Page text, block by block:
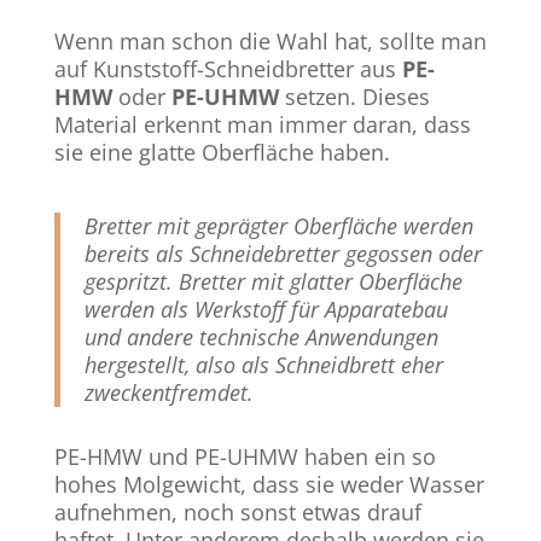
Wenn man schon die Wahl hat, sollte man
auf Kunststoff-Schneidbretter aus PE-
HMWoder PE-UHMWsetzen. Dieses
Material erkennt man immer daran, dass
sie eine glatte Oberfläche haben.
Bretter mit geprägter Oberfläche werden
bereits als Schneidebretter gegossen oder
gespritzt. Bretter mit glatter Oberfläche
werden als Werkstoff für Apparatebau
und andere technische Anwendungen
hergestellt, also als Schneidbrett eher
zweckentfremdet.
PE-HMW und PE-UHMW haben ein so
hohes Molgewicht, dass sie weder Wasser
aufnehmen, noch sonst etwas drauf